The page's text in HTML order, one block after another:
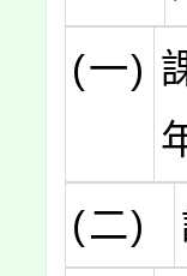
(一)
(二)